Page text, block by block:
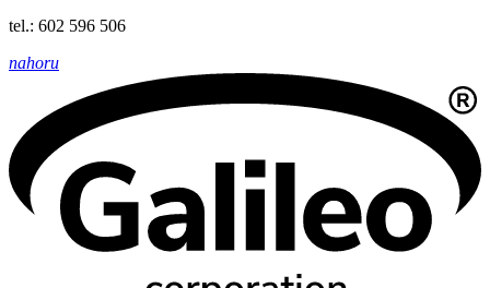
tel.: 602 596 506
nahoru